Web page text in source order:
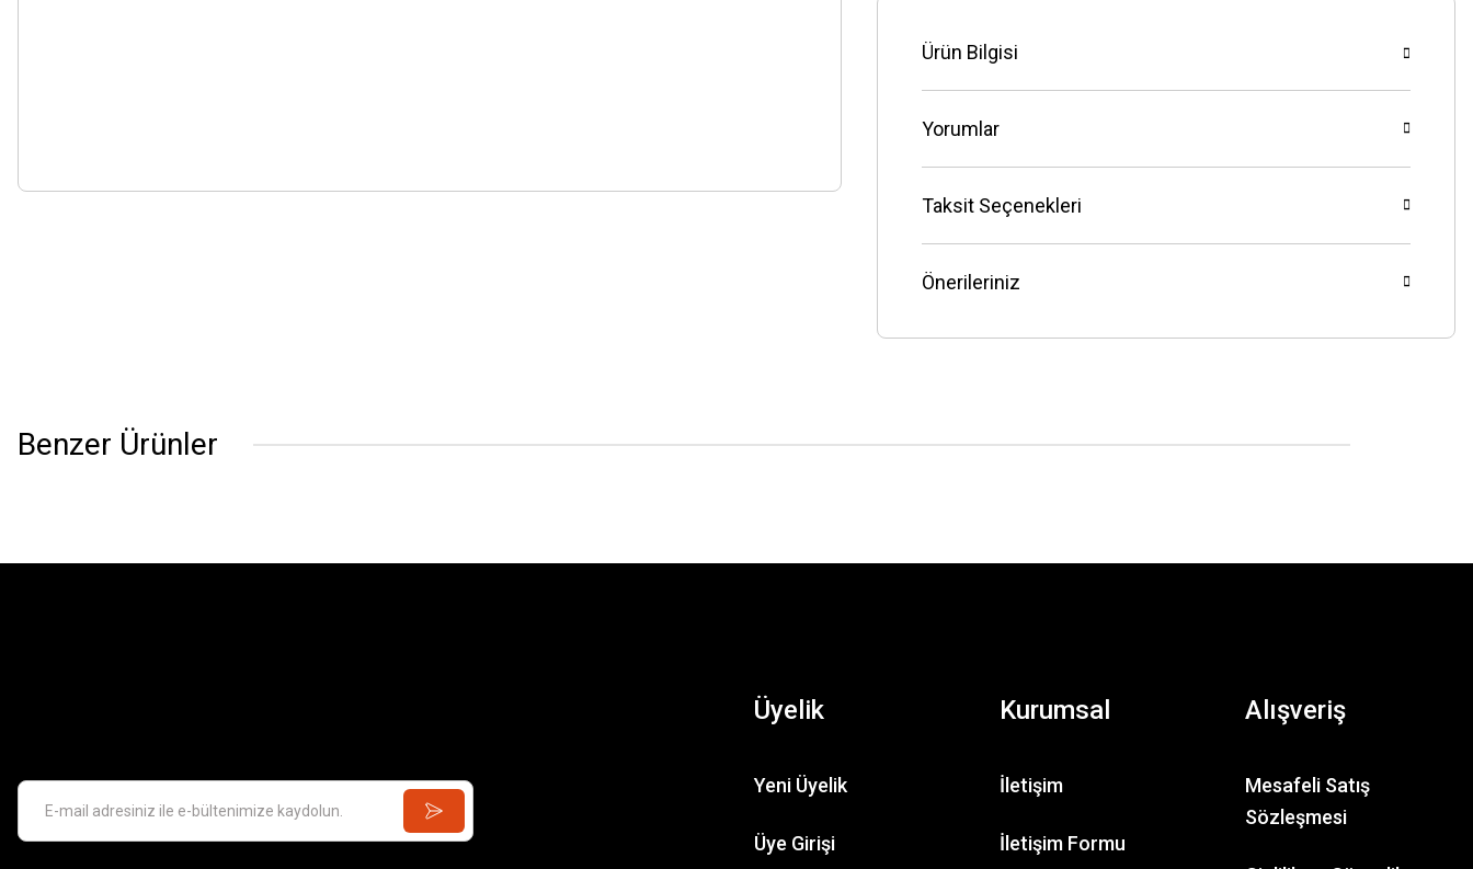
Ürün Bilgisi
Yorumlar
Taksit Seçenekleri
Önerileriniz
Benzer Ürünler
Üyelik
Yeni Üyelik
Üye Girişi
Kurumsal
İletişim
İletişim Formu
Alışveriş
Mesafeli Satış
Sözleşmesi